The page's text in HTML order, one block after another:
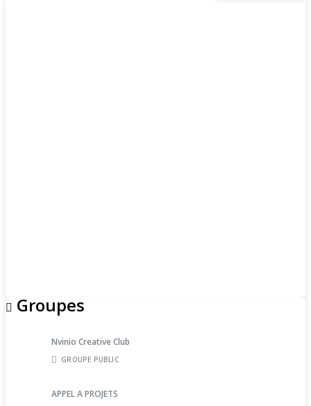
Groupes
Nvinio Creative Club
GROUPE PUBLIC
APPEL A PROJETS